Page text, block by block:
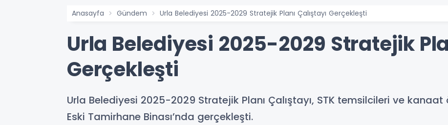
Anasayfa Gündem Urla Belediyesi 2025-2029 Stratejik Planı Çalıştayı Gerçekleşti
Urla Belediyesi 2025-2029 Stratejik
Gerçekleşti
Urla Belediyesi 2025-2029 Stratejik Planı Çalıştayı, STK temsilcileri ve kanaat
Eski Tamirhane Binası’nda gerçekleşti.